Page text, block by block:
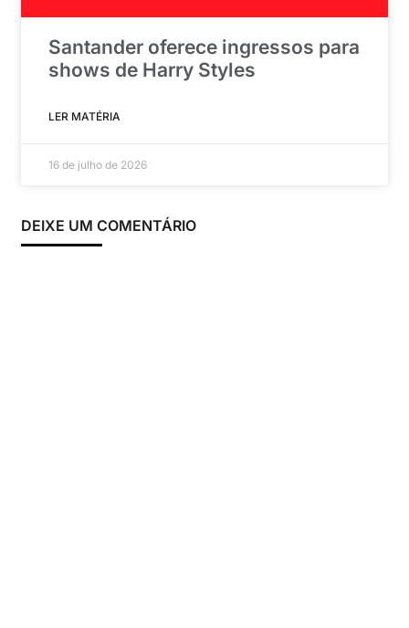
Santander oferece ingressos para
shows de Harry Styles
LER MATÉRIA
16 de julho de 2026
DEIXE UM COMENTÁRIO